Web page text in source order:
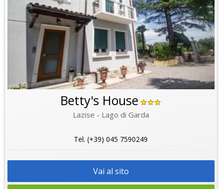
Betty's House
Lazise - Lago di Garda
Tel. (+39) 045 7590249
Vai al sito